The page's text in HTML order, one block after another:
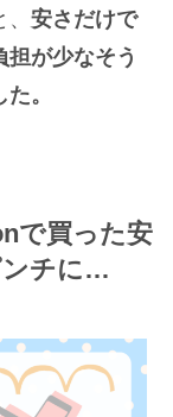
、安さだけで
が少なそう
。
で買った安
ンチに…